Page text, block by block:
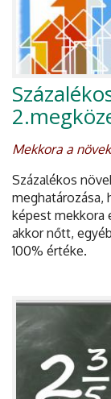
Mekkora a
Százalékos
meghatározása,
képest mekkora
akkor nőtt,
100% értéke.